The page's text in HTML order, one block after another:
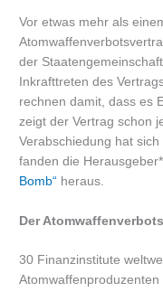
Vor etwas mehr als
der
Inkrafttreten des
rechnen damit, dass es
zeigt der Vertrag schon
Verabschiedung hat
fanden die
Bomb“ heraus.
Der
30 Finanzinstitute